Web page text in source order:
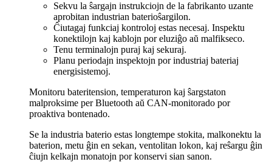
Sekvu la ŝargajn instrukciojn de la fabrikanto uzante
aprobitan industrian baterioŝargilon.
Ĉiutagaj funkciaj kontroloj estas necesaj. Inspektu
konektilojn kaj kablojn por eluziĝo aŭ malfikseco.
Tenu terminalojn puraj kaj sekuraj.
Planu periodajn inspektojn por industriaj bateriaj
energisistemoj.
Monitoru bateritension, temperaturon kaj ŝargstaton
malproksime per Bluetooth aŭ CAN-monitorado por
proaktiva bontenado.
Se la industria baterio estas longtempe stokita, malkonektu la
baterion, metu ĝin en sekan, ventolitan lokon, kaj reŝargu ĝin
ĉiujn kelkajn monatojn por konservi sian sanon.